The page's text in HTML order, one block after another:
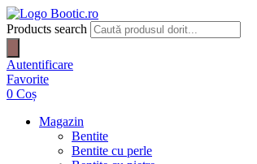
Products search
Autentificare
Favorite
0 Coș
Magazin
Bentite
Bentite cu perle